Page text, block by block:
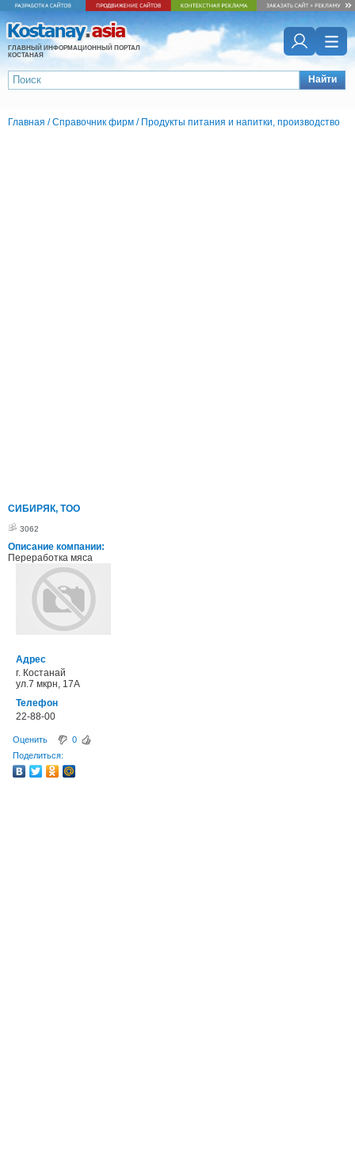
ГЛАВНЫЙ ИНФОРМАЦИОННЫЙ ПОРТАЛ
КОСТАНАЯ
Найти
Главная /Справочник фирм / Продукты питания и напитки, производство
СИБИРЯК, ТОО
3062
Описание компании:
Переработка мяса
Адрес
г. Костанай
ул.7 мкрн, 17А
Телефон
22-88-00
Оценить
0
Поделиться: